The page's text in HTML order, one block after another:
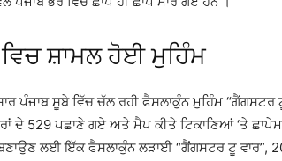
ਸ਼ਾਮਲ ਹੋਈ ਮੁਹਿੰਮ
ਪੰਜਾਬ ਸੂਬੇ ਵਿੱਚ ਚੱਲ ਰਹੀ ਫੈਸਲਾਕੁੰਨ ਮੁਹਿੰਮ
ਦੇ 529 ਪਛਾਣੇ ਗਏ ਅਤੇ ਮੈਪ ਕੀਤੇ ਟਿਕਾਣਿਆਂ ‘ਤੇ
ਲਈ ਇੱਕ ਫੈਸਲਾਕੁੰਨ ਲੜਾਈ “ਗੈਂਗਸਟਰ ਟੂ ਵਾਰ”,